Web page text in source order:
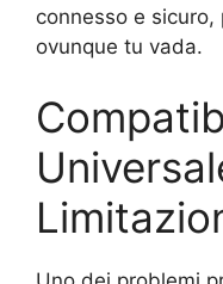
connesso e
ovunque tu vada.